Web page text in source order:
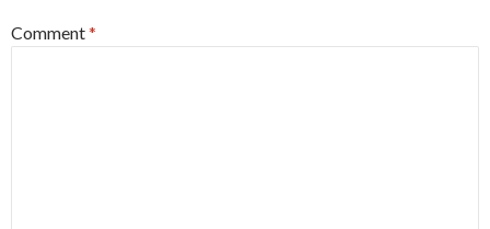
Comment*